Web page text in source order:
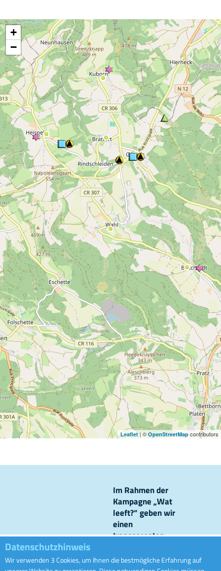
+
−
Leaflet| © OpenStreetMapcontributors
Datenschutzhinweis
Wir verwenden 3 Cookies, um Ihnen die bestmögliche Erfahrung auf
Im Rahmen der
Kampagne „Wat
leeft?“ geben wir
einen
transparenten
Kanalisationsnetze